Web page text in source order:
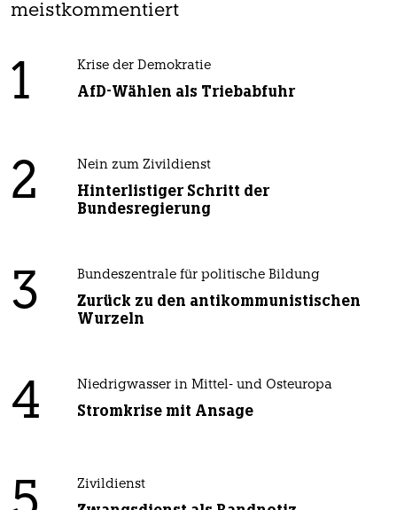
meistkommentiert
1 Krise der Demokratie
AfD-Wählen als Triebabfuhr
2 Nein zum Zivildienst
Hinterlistiger Schritt der
Bundesregierung
3 Bundeszentrale für politische Bildung
Zurück zu den antikommunistischen
Wurzeln
4 Niedrigwasser in Mittel- und Osteuropa
Stromkrise mit Ansage
Zivildienst